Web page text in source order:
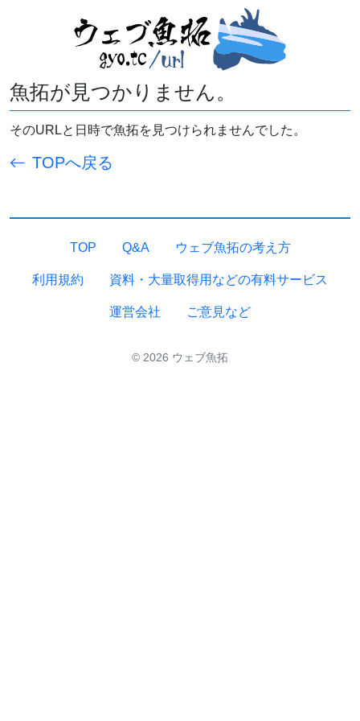
魚拓が見つかりません。
そのURLと日時で魚拓を見つけられませんでした。
TOPへ戻る
TOP Q&A ウェブ魚拓の考え方
利用規約 資料・大量取得用などの有料サービス
運営会社 ご意見など
© 2026 ウェブ魚拓